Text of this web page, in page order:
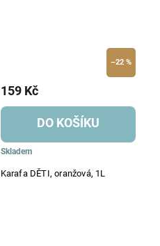
–22 %
Karafa DĚTI, oranžová, 1L
Skladem
159 Kč
DO KOŠÍKU